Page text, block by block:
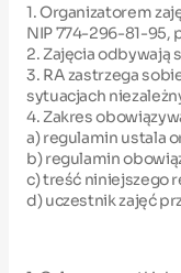
1. Organizatorem
NIP 774-296-81-95,
2. Zajęcia odbywają
3. RA zastrzega
sytuacjach
4. Zakres
a) regulamin ustala
b) regulamin
c) treść niniejszego
d) uczestnik zajęć